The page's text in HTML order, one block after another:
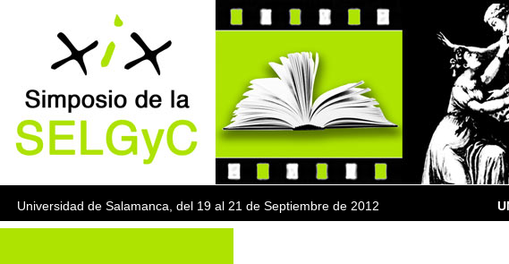
Universidad de Salamanca, del 19 al 21 de Septiembre de 2012